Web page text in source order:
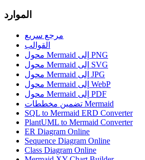
الموارد
مرجع سريع
القوالب
محول Mermaid إلى PNG
محول Mermaid إلى SVG
محول Mermaid إلى JPG
محول Mermaid إلى WebP
محول Mermaid إلى PDF
تضمين مخططات Mermaid
SQL to Mermaid ERD Converter
PlantUML to Mermaid Converter
ER Diagram Online
Sequence Diagram Online
Class Diagram Online